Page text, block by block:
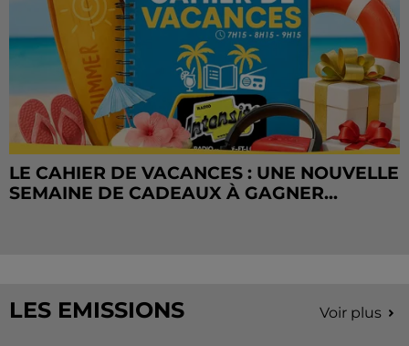
LE CAHIER DE VACANCES : UNE NOUVELLE
SEMAINE DE CADEAUX À GAGNER...
LES EMISSIONS Voir plus